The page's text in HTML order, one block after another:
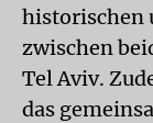
historischen
zwischen
Tel Aviv.
das